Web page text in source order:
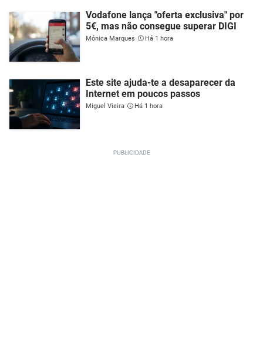
Vodafone lança "oferta exclusiva" por
5€, mas não consegue superar DIGI
Mónica Marques Há 1 hora
Este site ajuda-te a desaparecer da
Internet em poucos passos
Miguel Vieira Há 1 hora